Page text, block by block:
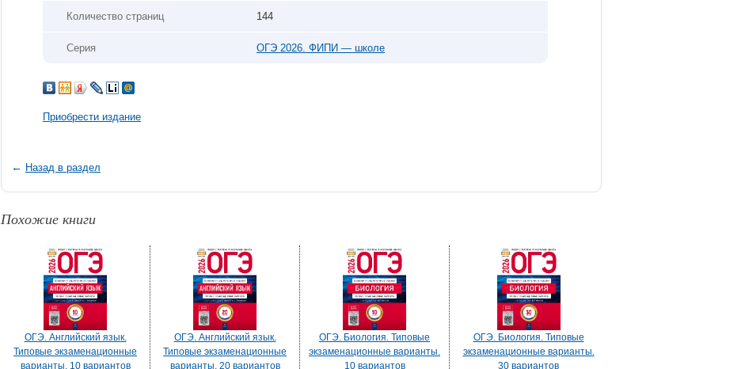
Количество страниц 144
Серия ОГЭ 2026. ФИПИ — школе
Приобрести издание
← Назад в раздел
Похожие книги
ОГЭ. Английский язык.
Типовые экзаменационные
варианты. 10 вариантов
ОГЭ. Английский язык.
Типовые экзаменационные
варианты. 20 вариантов
ОГЭ. Биология. Типовые
экзаменационные варианты.
10 вариантов
ОГЭ. Биология. Типовые
экзаменационные варианты.
30 вариантов